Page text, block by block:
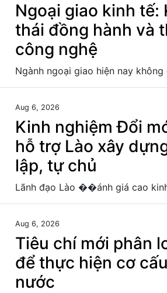
Ngoại giao kinh tế:
thái đồng hành và
công nghệ
Aug 6, 2026
Kinh nghiệm Đổi
hỗ trợ Lào xây
lập, tự chủ
Aug 6, 2026
Tiêu chí mới phân
để thực hiện cơ
nước